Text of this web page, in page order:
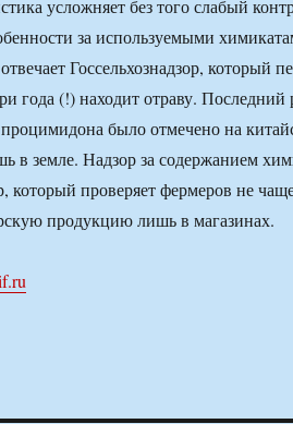
усложняет без того слабый
за используемыми
Госсельхознадзор, который
года (!) находит отраву.
было отмечено на
в земле. Надзор за содержанием
который проверяет фермеров не
продукцию лишь в магазинах.